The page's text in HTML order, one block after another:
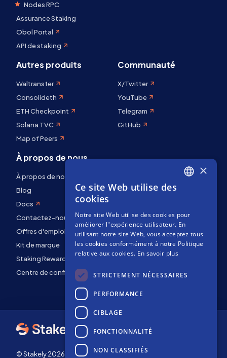
Nodes RPC
Assurance Staking
Obol Portal
API de staking
Autres produits
Waltransfer
Consolideth
ETH Checkpoint
Solana TVC
Map of Peers
Communauté
X/Twitter
YouTube
Telegram
GitHub
À propos de nous
À propos de nous
Blog
Docs
Contactez-nous
Offres d'emploi
Kit de marque
Staking Rewards
Centre de confidentialité
© Stakely 2026 | Stakely, S.L. | NIF B72551682
FRENCH
×
Ce site Web utilise des
cookies
Notre site Web utilise des cookies pour
améliorer l"expérience utilisateur. En
utilisant notre site Web, vous acceptez tous
les cookies conformément à notre Politique
relative aux cookies. En savoir plus
STRICTEMENT NÉCESSAIRES
PERFORMANCE
CIBLAGE
FONCTIONNALITÉ
NON CLASSIFIÉS